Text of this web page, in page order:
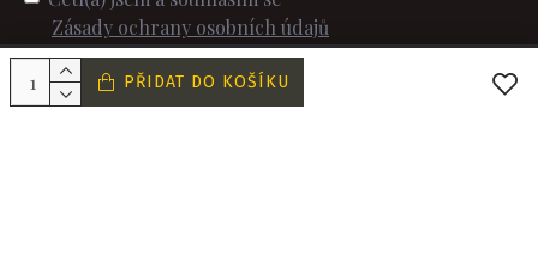
PŘIDAT DO KOŠÍKU
Zásady ochrany osobních údajů